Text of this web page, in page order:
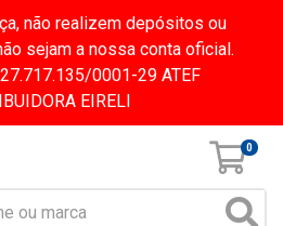
não realizem depósitos ou
sejam a nossa conta oficial.
0001-29 ATEF
EIRELI
0